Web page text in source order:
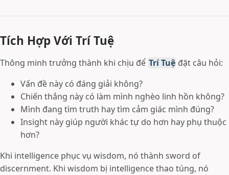
Tích Hợp Với Trí Tuệ
Thông minh trưởng thành khi chịu để Trí Tuệ đặt câu hỏi:
Vấn đề này có đáng giải không?
Chiến thắng này có làm mình nghèo linh hồn không?
Mình đang tìm truth hay tìm cảm giác mình đúng?
Insight này giúp người khác tự do hơn hay phụ thuộc
hơn?
Khi intelligence phục vụ wisdom, nó thành sword of
discernment. Khi wisdom bị intelligence thao túng, nó